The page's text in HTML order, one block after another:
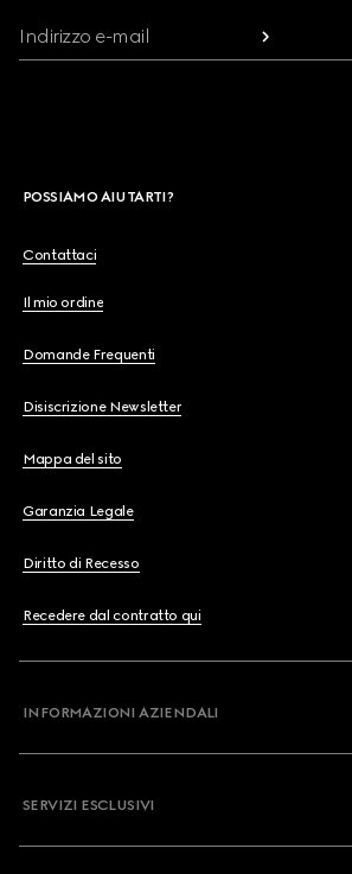
Indirizzo e-mail
POSSIAMO AIUTARTI?
Contattaci
Il mio ordine
Domande Frequenti
Disiscrizione Newsletter
Mappa del sito
Garanzia Legale
Diritto di Recesso
Recedere dal contratto qui
INFORMAZIONI AZIENDALI
SERVIZI ESCLUSIVI